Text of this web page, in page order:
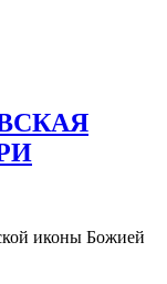
иконы Божией